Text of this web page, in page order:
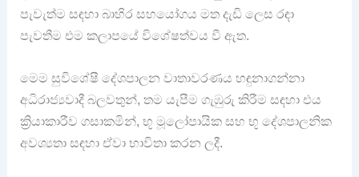
පැවැත්ම සඳහා බාහිර සහයෝගය මත දැඩි ලෙස රඳා
පැවතීම එම කලාපයේ විශේෂත්වය වී ඇත.
මෙම සුවිශේෂී දේශපාලන වාතාවරණය හඳුනාගන්නා
අධිරාජ්‍යවාදී බලවතුන්, තම යැපීම ගැඹුරු කිරීම සඳහා එය
ක්‍රියාකාරීව ගසාකමින්, භූ මූලෝපායික සහ භූ දේශපාලනික
අවශ්‍යතා සඳහා ඒවා භාවිතා කරන ලදී.